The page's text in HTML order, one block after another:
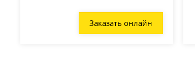
Заказать онлайн